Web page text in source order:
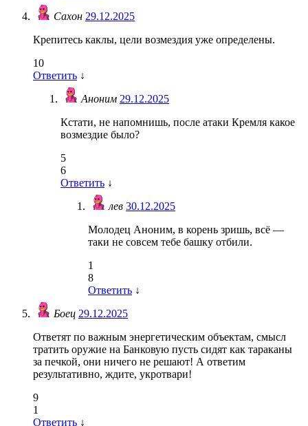
Сахон 29.12.2025
Крепитесь каклы, цели возмездия уже определены.
10
Ответить ↓
Аноним 29.12.2025
Кстати, не напомнишь, после атаки Кремля какое
возмездие было?
5
6
Ответить ↓
лев 30.12.2025
Молодец Аноним, в корень зришь, всё —
таки не совсем тебе башку отбили.
1
8
Ответить ↓
Боец 29.12.2025
Ответят по важным энергетическим объектам, смысл
тратить оружие на Банковую пусть сидят как тараканы
за печкой, они ничего не решают! А ответим
результативно, ждите, укротвари!
9
1
Ответить ↓